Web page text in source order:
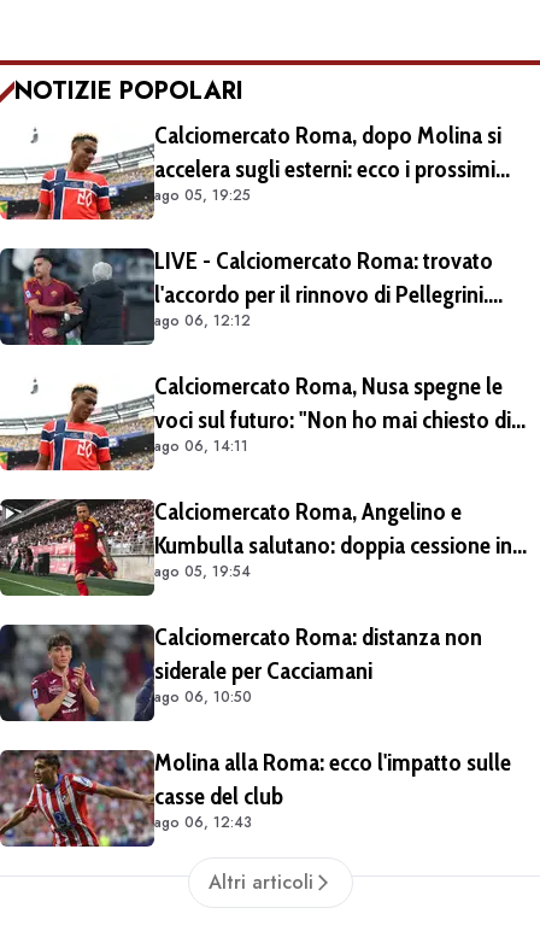
NOTIZIE POPOLARI
Calciomercato Roma, dopo Molina si
accelera sugli esterni: ecco i prossimi
obiettivi
ago 05, 19:25
LIVE - Calciomercato Roma: trovato
l'accordo per il rinnovo di Pellegrini.
Prolungamento di un solo anno
ago 06, 12:12
Calciomercato Roma, Nusa spegne le
voci sul futuro: "Non ho mai chiesto di
lasciare il Lipsia. I media possono scrivere
ago 06, 14:11
Calciomercato Roma, Angelino e
Kumbulla salutano: doppia cessione in
Spagna
ago 05, 19:54
Calciomercato Roma: distanza non
siderale per Cacciamani
ago 06, 10:50
Molina alla Roma: ecco l'impatto sulle
casse del club
ago 06, 12:43
Altri articoli